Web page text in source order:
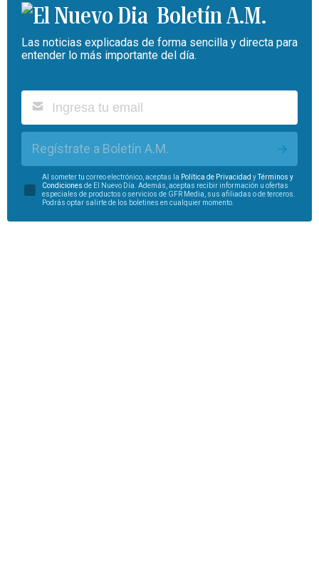
Boletín A.M.
Las noticias explicadas de forma sencilla y directa para
entender lo más importante del día.
Regístrate a Boletín A.M.
Al someter tu correo electrónico, aceptas la Política de Privacidad y
Términos y
Condiciones de El Nuevo Día. Además, aceptas recibir información u ofertas
especiales de productos o servicios de GFR Media, sus afiliadas o de terceros.
Podrás optar salirte de los boletines en cualquier momento.